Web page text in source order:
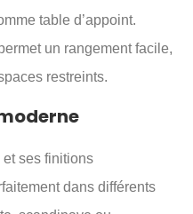
table d’appoint.
un rangement facile,
restreints.
ses finitions
dans différents